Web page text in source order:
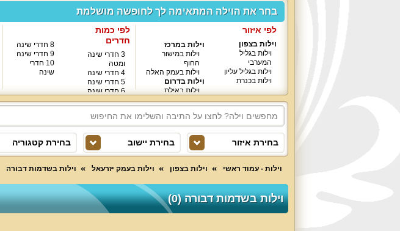
בחר את הוילה המתאימה לך לחופשה מושלמת
לפי איזור
וילות בצפון
וילות בגליל
המערבי
וילות בגליל עליון
וילות בכנרת
וילות במרכז
וילות במישור
החוף
וילות בעמק האלה
וילות בדרום
וילות באילת
לפי כמות
חדרים
3 חדרי שינה
ומטה
4 חדרי שינה
5 חדרי שינה
6 חדרי שינה
7 חדרי שינה
8 חדרי שינה
9 חדרי שינה
10 חדרי
שינה
בחירת איזור בחירת יישוב בחירת קטגוריה
וילות - עמוד ראשי וילות בצפון וילות בעמק יזרעאל וילות בשדמות דבורה
וילות בשדמות דבורה (0)